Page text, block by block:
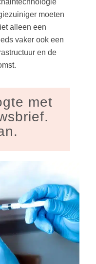
moeten
alleen een
vaker ook een
en de
met